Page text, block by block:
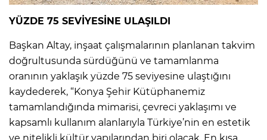
YÜZDE 75 SEVİYESİNE ULAŞILDI
Başkan Altay, inşaat çalışmalarının planlanan takvim
doğrultusunda sürdüğünü ve tamamlanma
oranının yaklaşık yüzde 75 seviyesine ulaştığını
kaydederek, “Konya Şehir Kütüphanemiz
tamamlandığında mimarisi, çevreci yaklaşımı ve
kapsamlı kullanım alanlarıyla Türkiye’nin en estetik
ve nitelikli kültür yapılarından biri olacak. En kısa